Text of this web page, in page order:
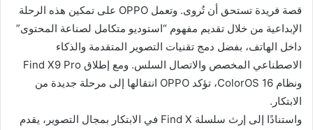
قصة فريدة تستحق أن تُروى. وتعمل OPPO على تمكين هذه الرحلة
الإبداعية من خلال تقديم مفهوم “استوديو متكامل لصناعة المحتوى”
داخل الهاتف، بفضل دمج تقنيات التصوير المتقدمة والذكاء
الاصطناعي المخصص والاتصال السلس. ومع إطلاق Find X9 Pro
ونظام ColorOS 16، تؤكد OPPO انتقالها إلى مرحلة جديدة من
الابتكار.
واستنادًا إلى إرث سلسلة Find X في الابتكار بمجال التصوير، يقدم